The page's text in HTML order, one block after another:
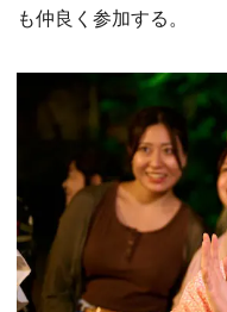
も仲良く参加する。